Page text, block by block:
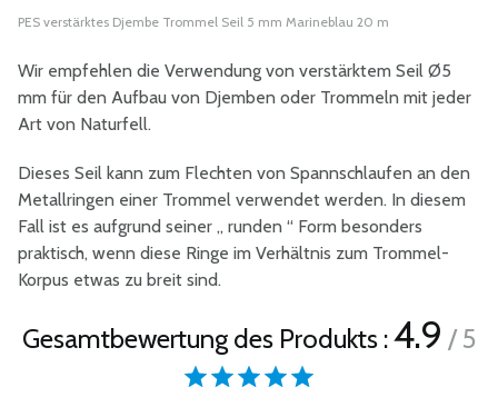
PES verstärktes Djembe Trommel Seil 5 mm Marineblau 20 m
Wir empfehlen die Verwendung von verstärktem Seil Ø5
mm für den Aufbau von Djemben oder Trommeln mit jeder
Art von Naturfell.
Dieses Seil kann zum Flechten von Spannschlaufen an den
Metallringen einer Trommel verwendet werden. In diesem
Fall ist es aufgrund seiner „ runden “ Form besonders
praktisch, wenn diese Ringe im Verhältnis zum Trommel-
Korpus etwas zu breit sind.
Gesamtbewertung des Produkts :4.9 / 5